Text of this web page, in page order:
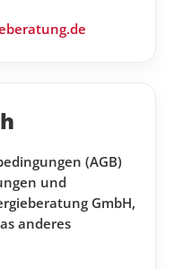
(AGB)
und
GmbH,
anderes